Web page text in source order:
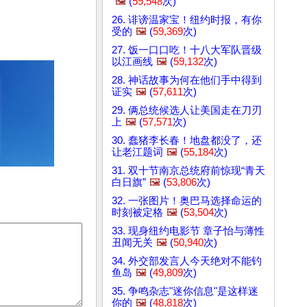
26. 诽谤温家宝！纽约时报，有你
受的 🖼️ (59,369次)
27. 饭一口口吃！十八大军队晋级
以江画线 🖼️ (59,132次)
28. 神话故事为何在他们手中得到
证实 🖼️ (57,611次)
29. 俩总统候选人让美国走在刀刃
上 🖼️ (57,571次)
30. 蠢猪李长春！地盘都没了，还
让老江题词 🖼️ (55,184次)
31. 双十节南京总统府前惊现“青天
白日旗” 🖼️ (53,806次)
32. 一张图片！奥巴马选择命运的
时刻被定格 🖼️ (53,504次)
33. 现身纽约电影节 章子怡与薄性
丑闻无关 🖼️ (50,940次)
34. 外交部发言人今天绝对不能钓
鱼岛 🖼️ (49,809次)
35. 争鸣杂志"迷你信息"是这样迷
你的 🖼️ (48,818次)